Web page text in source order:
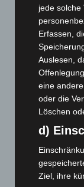
Hannover:
entdeckt
Brand im „Haus
eingedämmt
6. August 2026
Region
Roten Kreuz
5. August 2026
Mann läuft mit
Zeugen
jede solche
Erfassen,
Auslesen,
eine
oder die
Löschen
d)
Ziel, ihre